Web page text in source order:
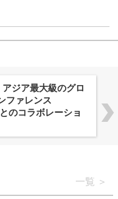
ジア最大級のグロ
ファレンス
のコラボレーショ
一覧